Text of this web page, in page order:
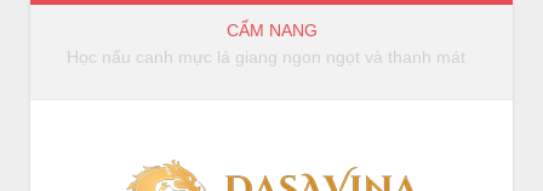
CẨM NANG
Bếp Hồng Ngoại và Bếp Từ Khác Nhau Ở Điểm Nào?